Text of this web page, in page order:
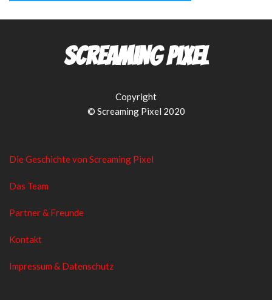
Screaming Pixel
Copyright
© Screaming Pixel 2020
Die Geschichte von Screaming Pixel
Das Team
Partner & Freunde
Kontakt
Impressum & Datenschutz